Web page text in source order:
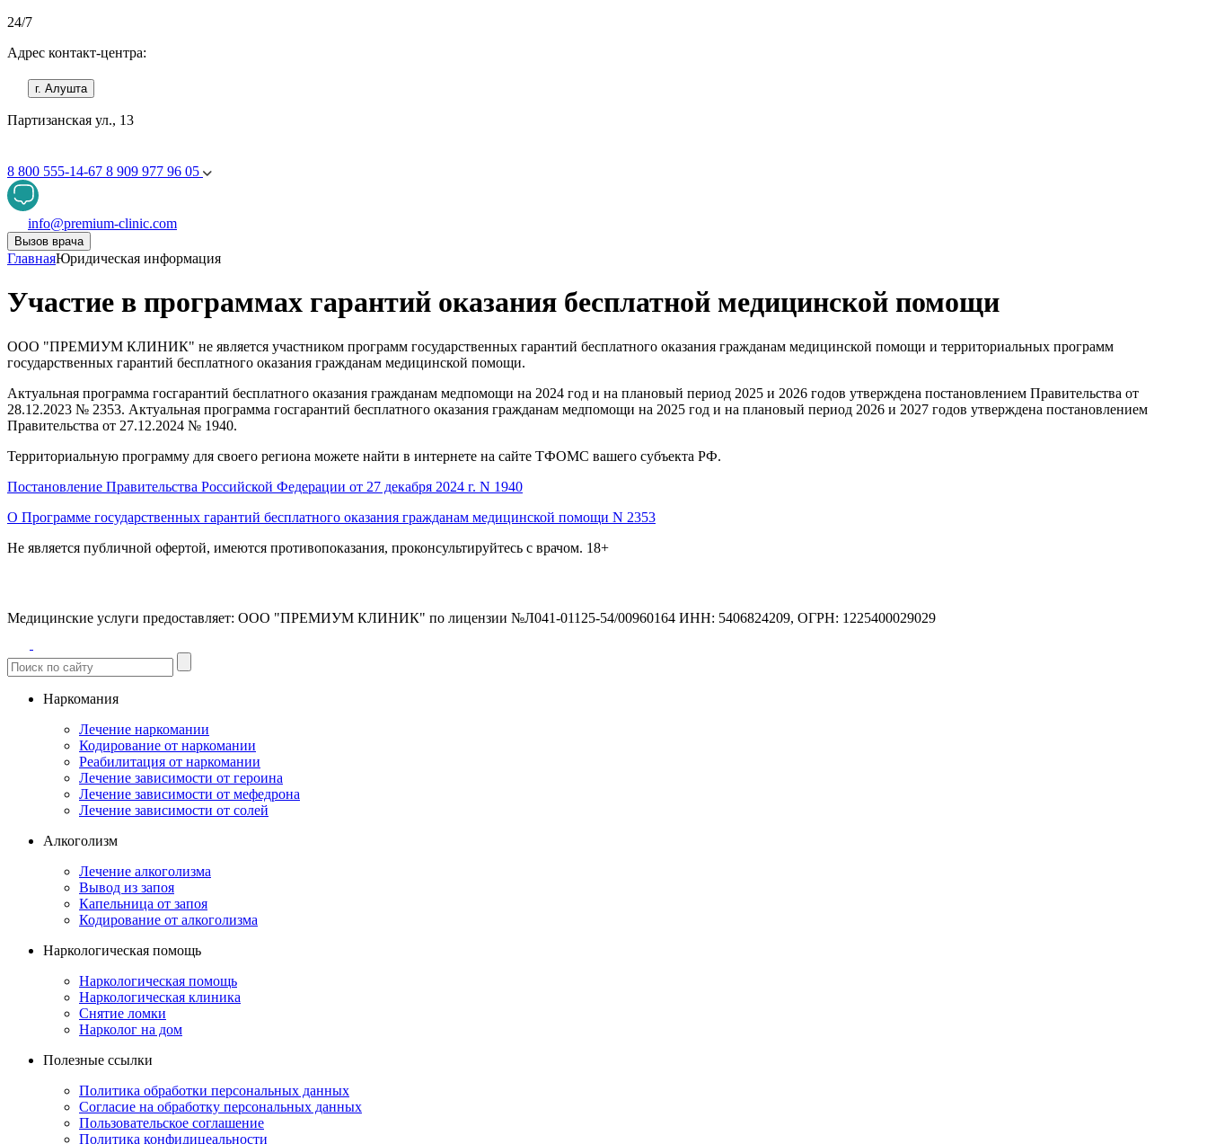
24/7
Адрес контакт-центра:
г. Алушта
Партизанская ул., 13
8 800 555-14-67 8 909 977 96 05
info@premium-clinic.com
Вызов врача
ГлавнаяЮридическая информация
Участие в программах гарантий оказания бесплатной медицинской помощи
ООО "ПРЕМИУМ КЛИНИК" не является участником программ государственных гарантий бесплатного оказания гражданам медицинской помощи и территориальных программ
государственных гарантий бесплатного оказания гражданам медицинской помощи.
Актуальная программа госгарантий бесплатного оказания гражданам медпомощи на 2024 год и на плановый период 2025 и 2026 годов утверждена постановлением Правительства от
28.12.2023 № 2353. Актуальная программа госгарантий бесплатного оказания гражданам медпомощи на 2025 год и на плановый период 2026 и 2027 годов утверждена постановлением
Правительства от 27.12.2024 № 1940.
Территориальную программу для своего региона можете найти в интернете на сайте ТФОМС вашего субъекта РФ.
Постановление Правительства Российской Федерации от 27 декабря 2024 г. N 1940
О Программе государственных гарантий бесплатного оказания гражданам медицинской помощи N 2353
Не является публичной офертой, имеются противопоказания, проконсультируйтесь с врачом. 18+
Медицинские услуги предоставляет: ООО "ПРЕМИУМ КЛИНИК" по лицензии №Л041-01125-54/00960164 ИНН: 5406824209, ОГРН: 1225400029029
Наркомания
Лечение наркомании
Кодирование от наркомании
Реабилитация от наркомании
Лечение зависимости от героина
Лечение зависимости от мефедрона
Лечение зависимости от солей
Алкоголизм
Лечение алкоголизма
Вывод из запоя
Капельница от запоя
Кодирование от алкоголизма
Наркологическая помощь
Наркологическая помощь
Наркологическая клиника
Снятие ломки
Нарколог на дом
Полезные ссылки
Политика обработки персональных данных
Согласие на обработку персональных данных
Пользовательское соглашение
Политика конфидицеальности